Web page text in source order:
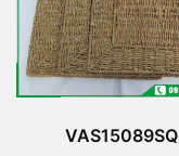
VAS15089SQ